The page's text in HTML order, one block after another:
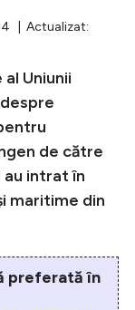
| Actualizat:
Uniunii
de către
au intrat în
maritime din
preferată în